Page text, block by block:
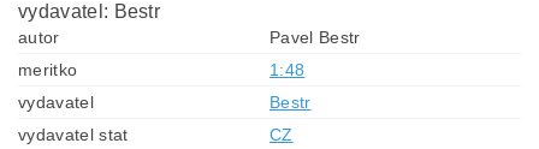
vydavatel: Bestr
autor
Pavel Bestr
meritko
1:48
vydavatel
Bestr
vydavatel stat
CZ